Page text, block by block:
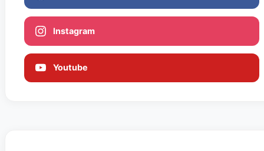
Instagram
Youtube